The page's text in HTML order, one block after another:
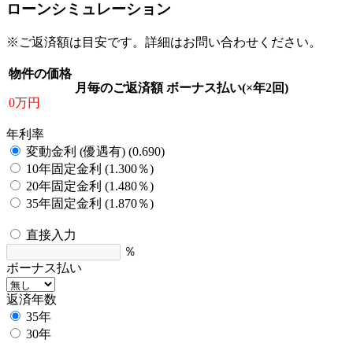
ローンシミュレーション
※ご返済額は目安です。詳細はお問い合わせください。
物件の価格
0万円
月毎のご返済額 ボーナス払い(×年2回)
年利率
変動金利 (優遇有) (0.690)
10年固定金利 (1.300％)
20年固定金利 (1.480％)
35年固定金利 (1.870％)
直接入力
％
ボーナス払い
返済年数
35年
30年